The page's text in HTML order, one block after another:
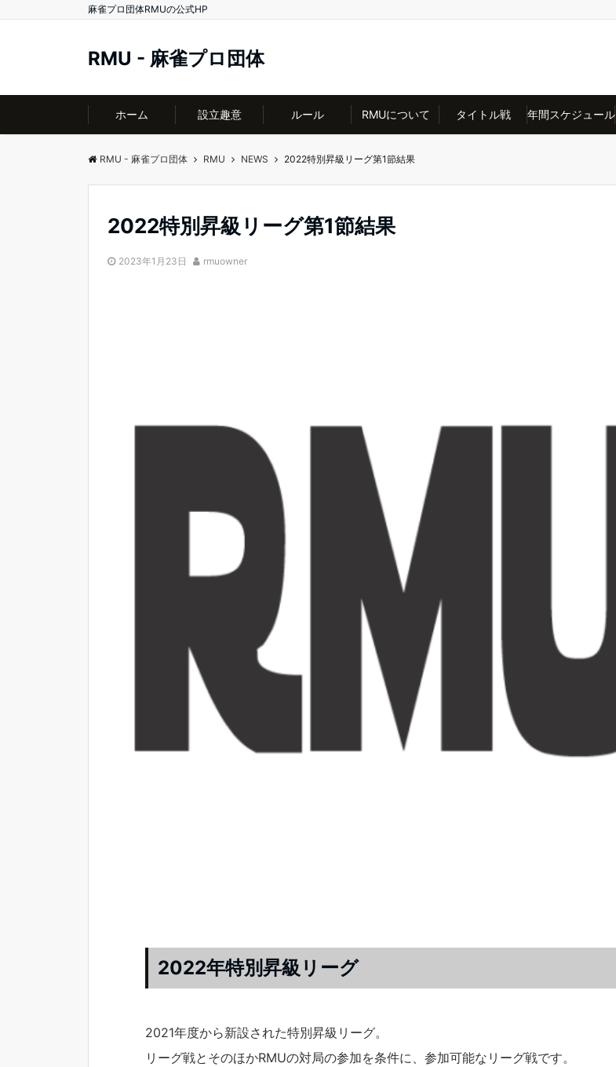
麻雀プロ団体RMUの公式HP
RMU - 麻雀プロ団体
ホーム 設立趣意 ルール RMUについて タイトル戦 年間スケジュール
RMU - 麻雀プロ団体 RMU NEWS 2022特別昇級リーグ第1節結果
2022特別昇級リーグ第1節結果
2023年1月23日 rmuowner
2022年特別昇級リーグ
2021年度から新設された特別昇級リーグ。
リーグ戦とそのほかRMUの対局の参加を条件に、参加可能なリーグ戦です。